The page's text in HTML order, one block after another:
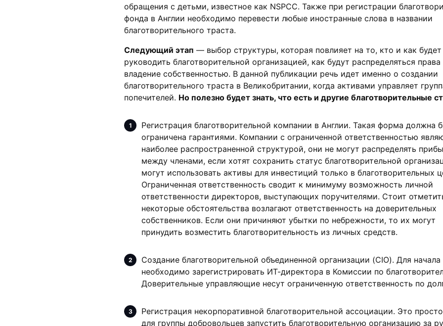
обращения с детьми, известное как NSPCC. Также при регистрации
фонда в Англии необходимо перевести любые иностранные слова в названии
благотворительного траста.
Следующий этап — выбор структуры, которая повлияет на то, кто и как будет
руководить благотворительной организацией, как будут распределяться права
владение собственностью. В данной публикации речь идет именно о создании
благотворительного траста в Великобритании, когда активами управляет
попечителей. Но полезно будет знать, что есть и другие благотворительные
Регистрация благотворительной компании в Англии. Такая форма должна
ограничена гарантиями. Компании с ограниченной ответственностью
наиболее распространенной структурой, они не могут распределять
между членами, если хотят сохранить статус благотворительной
могут использовать активы для инвестиций только в благотворительных
Ограниченная ответственность сводит к минимуму возможность личной
ответственности директоров, выступающих поручителями. Стоит
некоторые обстоятельства возлагают ответственность на доверительных
собственников. Если они причиняют убытки по небрежности, то их могут
принудить возместить благотворительность из личных средств.
Создание благотворительной объединенной организации (CIO). Для начала
необходимо зарегистрировать ИТ-директора в Комиссии по
Доверительные управляющие несут ограниченную ответственность по
Регистрация некорпоративной благотворительной ассоциации. Это
для группы добровольцев запустить благотворительную организацию за